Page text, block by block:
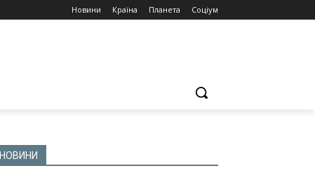
Новини Країна Планета Соціум
НОВИНИ